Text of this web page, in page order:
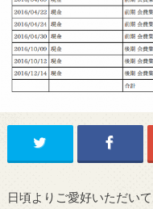
日頃よりご愛好いただい